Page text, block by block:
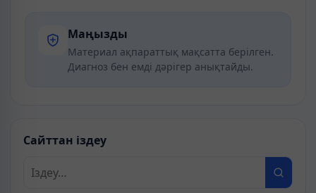
Маңызды
Материал ақпараттық мақсатта берілген.
Диагноз бен емді дәрігер анықтайды.
Сайттан іздеу